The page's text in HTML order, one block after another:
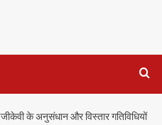
के अनुसंधान और विस्तार गतिविधियों